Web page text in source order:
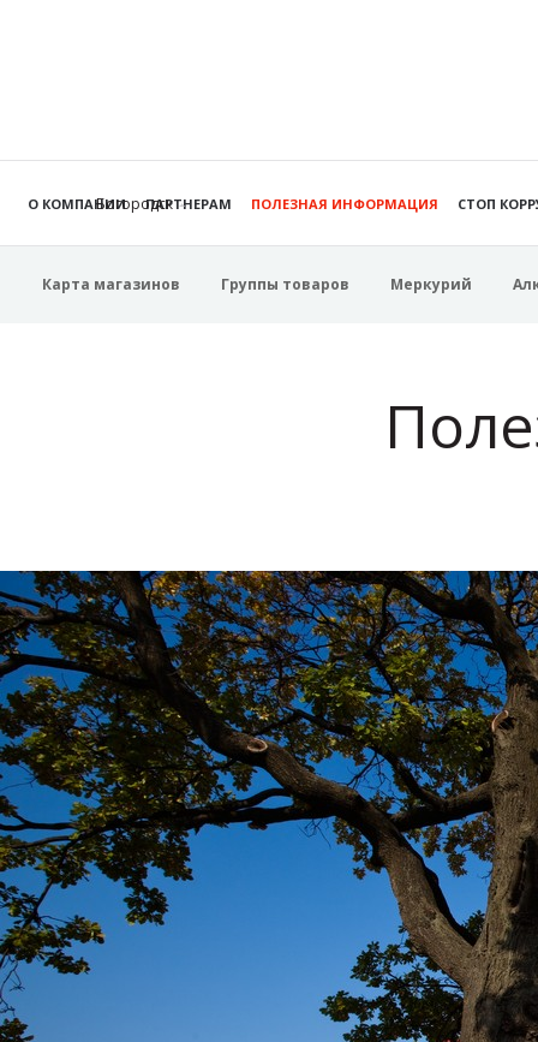
Богородск
О КОМПАНИИ ПАРТНЕРАМ ПОЛЕЗНАЯ ИНФОРМАЦИЯ СТОП
Карта магазинов Группы товаров Меркурий